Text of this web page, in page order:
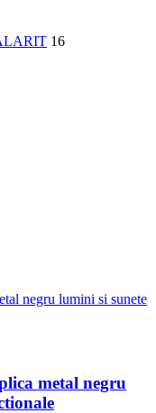
16
metal negru